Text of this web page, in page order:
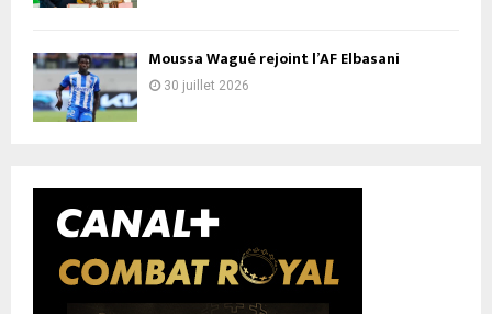
Moussa Wagué rejoint l’AF Elbasani
30 juillet 2026